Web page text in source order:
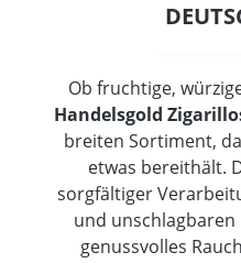
Ob fruchtige,
Handelsgold
breiten Sortiment,
etwas bereithält.
sorgfältiger
und
genussvolles